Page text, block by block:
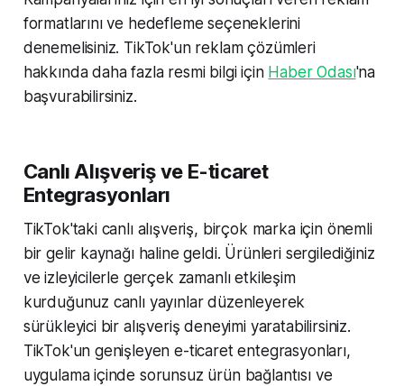
formatlarını ve hedefleme seçeneklerini
denemelisiniz. TikTok'un reklam çözümleri
hakkında daha fazla resmi bilgi için Haber Odası'na
başvurabilirsiniz.
Canlı Alışveriş ve E-ticaret
Entegrasyonları
TikTok'taki canlı alışveriş, birçok marka için önemli
bir gelir kaynağı haline geldi. Ürünleri sergilediğiniz
ve izleyicilerle gerçek zamanlı etkileşim
kurduğunuz canlı yayınlar düzenleyerek
sürükleyici bir alışveriş deneyimi yaratabilirsiniz.
TikTok'un genişleyen e-ticaret entegrasyonları,
uygulama içinde sorunsuz ürün bağlantısı ve